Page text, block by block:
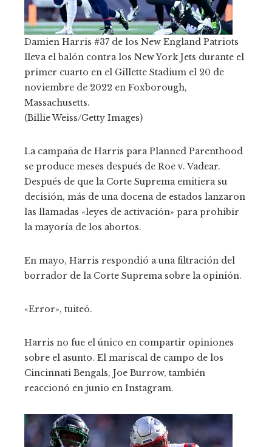
Damien Harris #37 de los New England Patriots
lleva el balón contra los New York Jets durante el
primer cuarto en el Gillette Stadium el 20 de
noviembre de 2022 en Foxborough,
Massachusetts.
(Billie Weiss/Getty Images)
La campaña de Harris para Planned Parenthood
se produce meses después de Roe v. Vadear.
Después de que la Corte Suprema emitiera su
decisión, más de una docena de estados lanzaron
las llamadas «leyes de activación» para prohibir
la mayoría de los abortos.
En mayo, Harris respondió a una filtración del
borrador de la Corte Suprema sobre la opinión.
«Error», tuiteó.
Harris no fue el único en compartir opiniones
sobre el asunto. El mariscal de campo de los
Cincinnati Bengals, Joe Burrow, también
reaccionó en junio en Instagram.